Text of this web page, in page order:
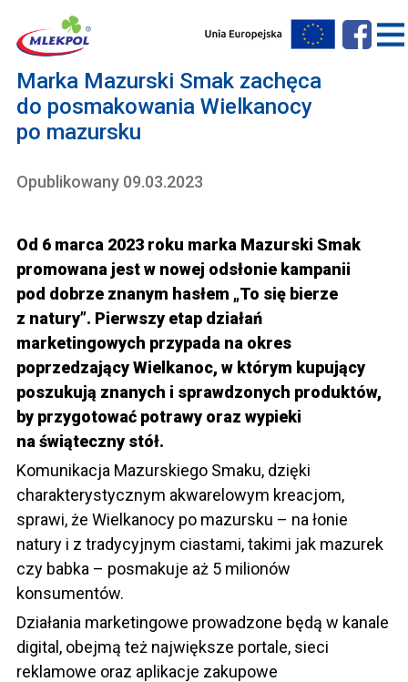
Marka Mazurski Smak zachęca
do posmakowania Wielkanocy
po mazursku
Opublikowany 09.03.2023
Od 6 marca 2023 roku marka Mazurski Smak
promowana jest w nowej odsłonie kampanii
pod dobrze znanym hasłem „To się bierze
z natury”. Pierwszy etap działań
marketingowych przypada na okres
poprzedzający Wielkanoc, w którym kupujący
poszukują znanych i sprawdzonych produktów,
by przygotować potrawy oraz wypieki
na świąteczny stół.
Komunikacja Mazurskiego Smaku, dzięki
charakterystycznym akwarelowym kreacjom,
sprawi, że Wielkanocy po mazursku – na łonie
natury i z tradycyjnym ciastami, takimi jak mazurek
czy babka – posmakuje aż 5 milionów
konsumentów.
Działania marketingowe prowadzone będą w kanale
digital, obejmą też największe portale, sieci
reklamowe oraz aplikacje zakupowe